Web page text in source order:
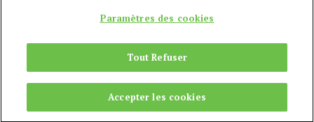
01 44 59 91 11
Du Lundi au Vendredi, 9h-13h et 14h-17h
Copyright © 2024Publications Agora
REMONTER
Paramètres des cookies
Tout Refuser
Accepter les cookies